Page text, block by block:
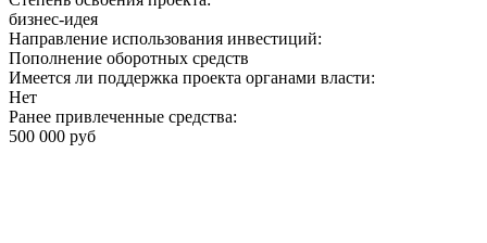
бизнес-идея
Направление использования инвестиций:
Пополнение оборотных средств
Имеется ли поддержка проекта органами власти:
Нет
Ранее привлеченные средства:
500 000 руб